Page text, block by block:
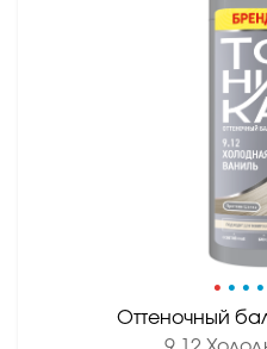
• • • •
Оттеночный